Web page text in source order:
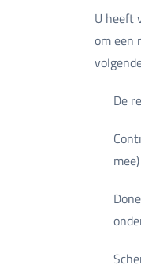
U heeft
om een
De
mee)